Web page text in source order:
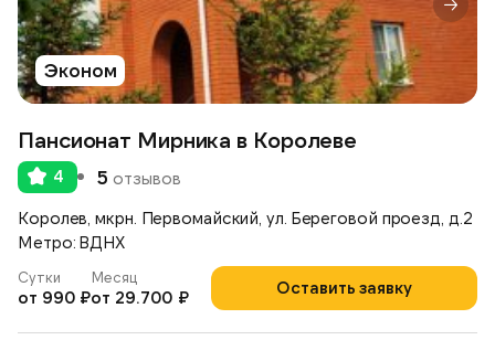
Эконом
Пансионат Мирника в Королеве
4 5 отзывов
Королев, мкрн. Первомайский, ул. Береговой проезд, д.2
Метро: ВДНХ
Оставить заявку
Сутки
от 990 ₽
Месяц
от 29.700 ₽